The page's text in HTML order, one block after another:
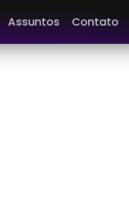
Assuntos Contato